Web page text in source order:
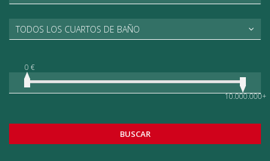
0 €
10.000.000+
TODOS LOS CUARTOS DE BAÑO
BUSCAR